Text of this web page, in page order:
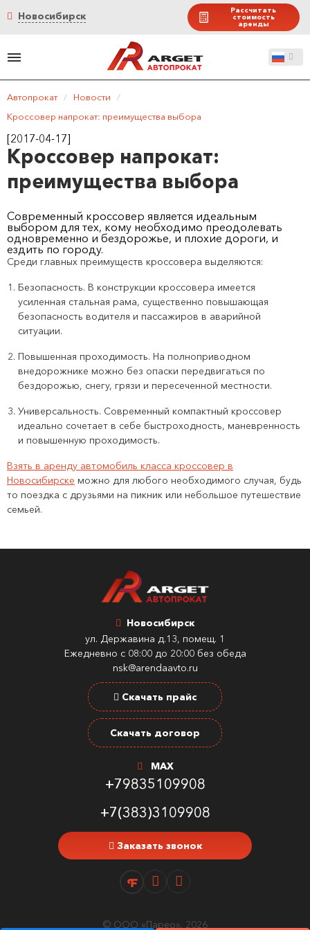
Новосибирск Рассчитать
стоимость
аренды
Автопрокат / Новости
/
Кроссовер напрокат: преимущества выбора
[2017-04-17]
Кроссовер напрокат:
преимущества выбора
Современный кроссовер является идеальным
выбором для тех, кому необходимо преодолевать
одновременно и бездорожье, и плохие дороги, и
ездить по городу.
Среди главных преимуществ кроссовера выделяются:
Безопасность. В конструкции кроссовера имеется
усиленная стальная рама, существенно повышающая
безопасность водителя и пассажиров в аварийной
ситуации.
Повышенная проходимость. На полноприводном
внедорожнике можно без опаски передвигаться по
бездорожью, снегу, грязи и пересеченной местности.
Универсальность. Современный компактный кроссовер
идеально сочетает в себе быстроходность, маневренность
и повышенную проходимость.
Взять в аренду автомобиль класса кроссовер в
Новосибирске можно для любого необходимого случая, будь
то поездка с друзьями на пикник или небольшое путешествие
семьей.
Новосибирск
ул. Державина д.13, помещ. 1
Ежедневно с 08:00 до 20:00 без обеда
nsk@arendaavto.ru
Скачать прайс
Скачать договор
MAX
+79835109908
+7(383)3109908
Заказать звонок
© ООО «Парео», 2026